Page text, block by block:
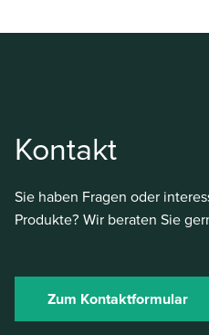
Kontakt
Sie haben Fragen oder
Produkte? Wir beraten Sie
Zum Kontaktformular